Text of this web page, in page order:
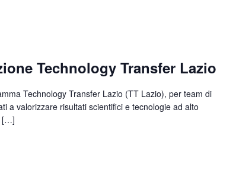
Technology Transfer Lazio
Technology Transfer Lazio (TT Lazio), per team di
a valorizzare risultati scientifici e tecnologie ad alto
[…]